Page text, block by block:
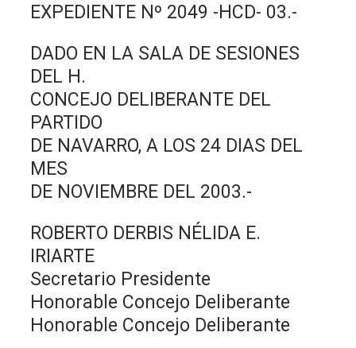
EXPEDIENTE Nº 2049 -HCD- 03.-
DADO EN LA SALA DE SESIONES
DEL H.
CONCEJO DELIBERANTE DEL
PARTIDO
DE NAVARRO, A LOS 24 DIAS DEL
MES
DE NOVIEMBRE DEL 2003.-
ROBERTO DERBIS NÉLIDA E.
IRIARTE
Secretario Presidente
Honorable Concejo Deliberante
Honorable Concejo Deliberante